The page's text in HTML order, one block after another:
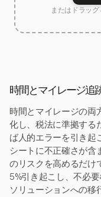
またはドラッ
時間とマイレージ追
時間とマイレージの両
化し、税法に準拠する
ば人的エラーを引き起
シートに不正確さが含
のリスクを高めるだけ
5%引き起こし、不必
ソリューションへの移